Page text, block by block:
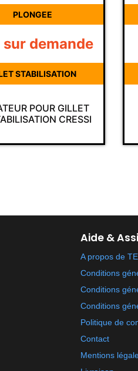
PLONGÉE
Aide &
A propos de
Conditions
Conditions
Conditions
Politique de
Contact
Mentions